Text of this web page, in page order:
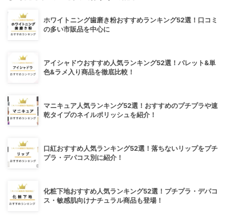
ホワイトニング歯磨き粉おすすめランキング52選！口コミ
の多い市販品を中心に
アイシャドウおすすめ人気ランキング52選！パレット&単
色&ラメ入り商品を徹底比較！
マニキュア人気ランキング52選！おすすめのプチプラや速
乾タイプのネイルポリッシュを紹介！
口紅おすすめ人気ランキング52選！落ちないリップをプチ
プラ・デパコス別に紹介！
化粧下地おすすめ人気ランキング52選！プチプラ・デパコ
ス・敏感肌向けナチュラル商品も登場！